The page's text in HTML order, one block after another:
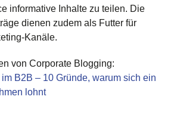
informative Inhalte zu teilen. Die
dienen zudem als Futter für
Kanäle.
von Corporate Blogging:
B2B – 10 Gründe, warum sich ein
lohnt